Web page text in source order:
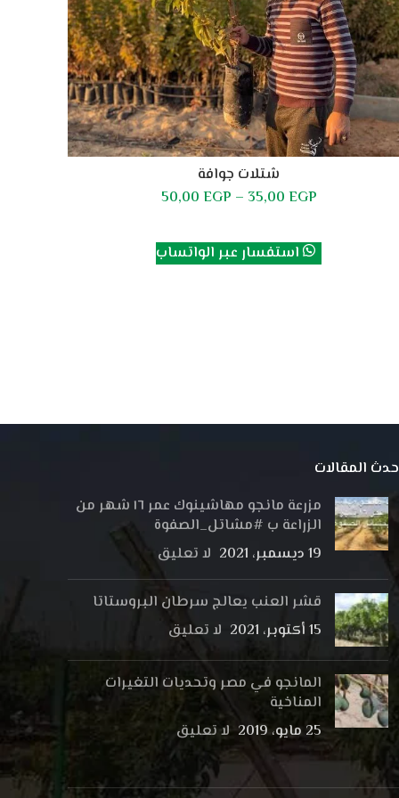
شتلات جوافة
35,00 EGP
–
50,00 EGP
استفسار عبر الواتساب
المقالات
مزرعة مانجو مهاشينوك عمر ١٦ شهر من
الزراعة ب #مشاتل_الصفوة
19 ديسمبر، 2021
لا تعليق
قشر العنب يعالج سرطان البروستاتا
15 أكتوبر، 2021
لا تعليق
المانجو في مصر وتحديات التغيرات
المناخية
25 مايو، 2019
لا تعليق